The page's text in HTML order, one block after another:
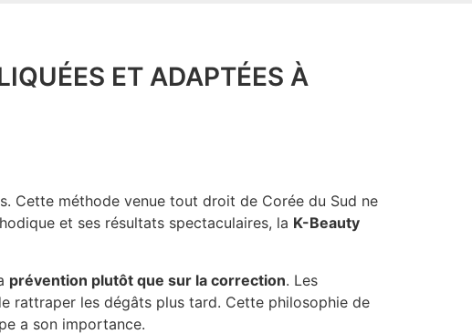
ET ADAPTÉES À
Cette méthode venue tout droit de Corée du Sud ne
et ses résultats spectaculaires, la K-Beauty
prévention plutôt que sur la correction. Les
rattraper les dégâts plus tard. Cette philosophie de
a son importance.